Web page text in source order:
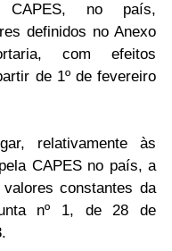
CAPES, no país,
definidos no Anexo
com efeitos
de 1º de fevereiro
relativamente às
CAPES no país, a
constantes da
nº 1, de 28 de